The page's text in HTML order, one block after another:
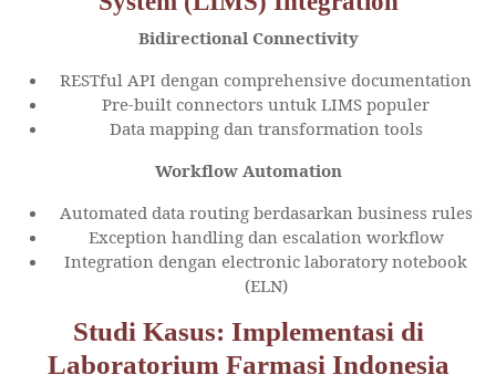
Bidirectional Connectivity
RESTful API dengan comprehensive documentation
Pre-built connectors untuk LIMS populer
Data mapping dan transformation tools
Workflow Automation
Automated data routing berdasarkan business rules
Exception handling dan escalation workflow
Integration dengan electronic laboratory notebook
(ELN)
Studi Kasus: Implementasi di
Laboratorium Farmasi Indonesia